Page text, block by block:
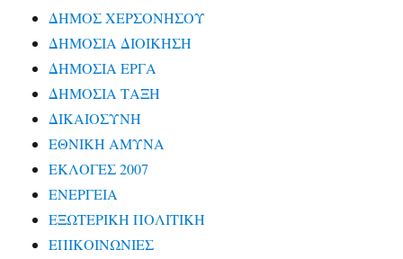
ΔΗΜΟΣ ΧΕΡΣΟΝΗΣΟΥ
ΔΗΜΟΣΙΑ ΔΙΟΙΚΗΣΗ
ΔΗΜΟΣΙΑ ΕΡΓΑ
ΔΗΜΟΣΙΑ ΤΑΞΗ
ΔΙΚΑΙΟΣΥΝΗ
ΕΘΝΙΚΗ ΑΜΥΝΑ
ΕΚΛΟΓΕΣ 2007
ΕΝΕΡΓΕΙΑ
ΕΞΩΤΕΡΙΚΗ ΠΟΛΙΤΙΚΗ
ΕΠΙΚΟΙΝΩΝΙΕΣ